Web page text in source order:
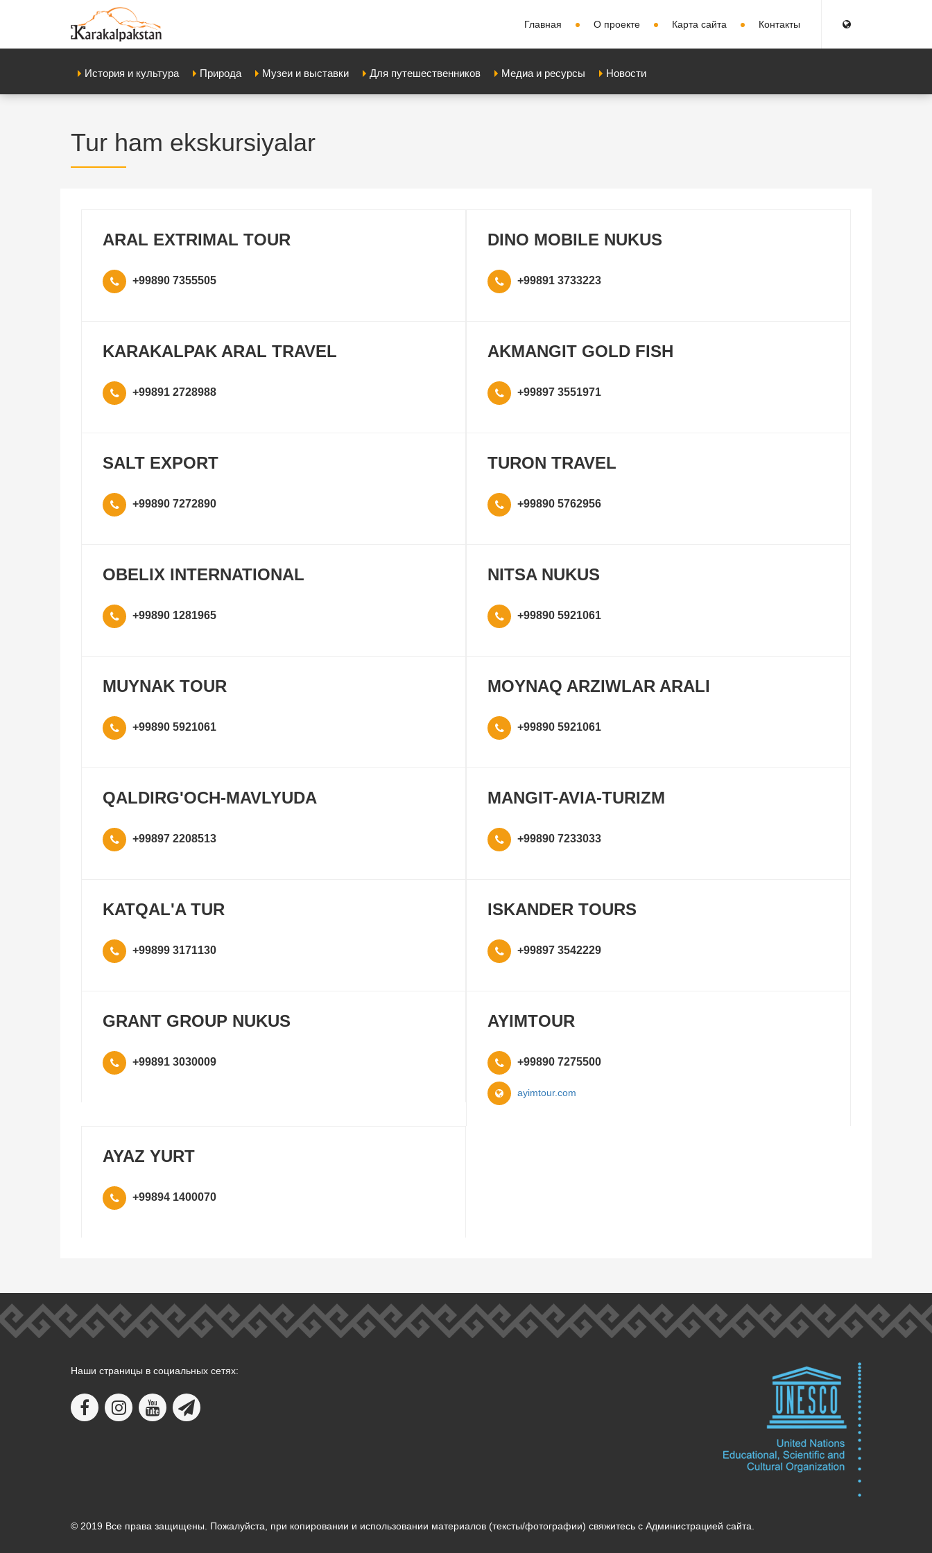
Главная О проекте Карта сайта Контакты
История и культура Природа Музеи и выставки Для путешественников Медиа и ресурсы Новости
Tur ham ekskursiyalar
ARAL EXTRIMAL TOUR
+99890 7355505
DINO MOBILE NUKUS
+99891 3733223
KARAKALPAK ARAL TRAVEL
+99891 2728988
AKMANGIT GOLD FISH
+99897 3551971
SALT EXPORT
+99890 7272890
TURON TRAVEL
+99890 5762956
OBELIX INTERNATIONAL
+99890 1281965
NITSA NUKUS
+99890 5921061
MUYNAK TOUR
+99890 5921061
MOYNAQ ARZIWLAR ARALI
+99890 5921061
QALDIRG'OCH-MAVLYUDA
+99897 2208513
MANGIT-AVIA-TURIZM
+99890 7233033
KATQAL'A TUR
+99899 3171130
ISKANDER TOURS
+99897 3542229
GRANT GROUP NUKUS
+99891 3030009
AYIMTOUR
+99890 7275500
ayimtour.com
AYAZ YURT
+99894 1400070
Наши страницы в социальных сетях:
© 2019 Все права защищены. Пожалуйста, при копировании и использовании материалов (тексты/фотографии) свяжитесь с Администрацией сайта.